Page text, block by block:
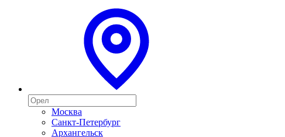
Москва
Санкт-Петербург
Архангельск